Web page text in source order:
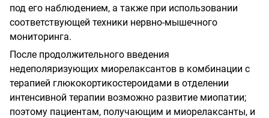
под его наблюдением, а также при использовании
соответствующей техники нервно-мышечного
мониторинга.
После продолжительного введения
недеполяризующих миорелаксантов в комбинации с
терапией глюкокортикостероидами в отделении
интенсивной терапии возможно развитие миопатии;
поэтому пациентам, получающим и миорелаксанты, и